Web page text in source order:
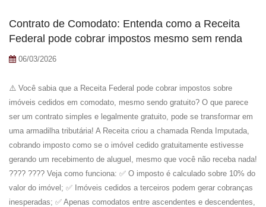
Contrato de Comodato: Entenda como a Receita
Federal pode cobrar impostos mesmo sem renda
06/03/2026
⚠️ Você sabia que a Receita Federal pode cobrar impostos sobre
imóveis cedidos em comodato, mesmo sendo gratuito? O que parece
ser um contrato simples e legalmente gratuito, pode se transformar em
uma armadilha tributária! A Receita criou a chamada Renda Imputada,
cobrando imposto como se o imóvel cedido gratuitamente estivesse
gerando um recebimento de aluguel, mesmo que você não receba nada!
???? ???? Veja como funciona: ✅ O imposto é calculado sobre 10% do
valor do imóvel; ✅ Imóveis cedidos a terceiros podem gerar cobranças
inesperadas; ✅ Apenas comodatos entre ascendentes e descendentes,